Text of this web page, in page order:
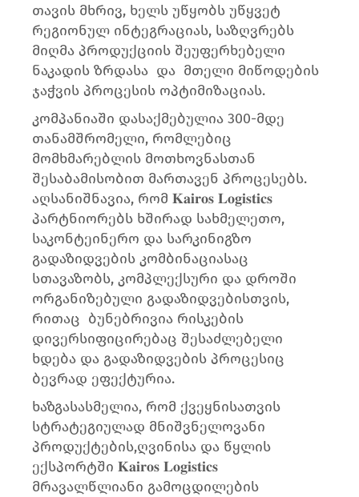
თავის მხრივ, ხელს უწყობს უწყვეტ
რეგიონულ ინტეგრაციას, საზღვრებს
მიღმა პროდუქციის შეუფერხებელი
ნაკადის ზრდასა და მთელი მიწოდების
ჯაჭვის პროცესის ოპტიმიზაციას.
კომპანიაში დასაქმებულია 300-მდე
თანამშრომელი, რომლებიც
მომხმარებლის მოთხოვნასთან
შესაბამისობით მართავენ პროცესებს.
აღსანიშნავია, რომ 𝐊𝐚𝐢𝐫𝐨𝐬 𝐋𝐨𝐠𝐢𝐬𝐭𝐢𝐜𝐬
პარტნიორებს ხშირად სახმელეთო,
საკონტეინერო და სარკინიგზო
გადაზიდვების კომბინაციასაც
სთავაზობს, კომპლექსური და დროში
ორგანიზებული გადაზიდვებისთვის,
რითაც ბუნებრივია რისკების
დივერსიფიცირებაც შესაძლებელი
ხდება და გადაზიდვების პროცესიც
ბევრად ეფექტურია.
ხაზგასასმელია, რომ ქვეყნისათვის
სტრატეგიულად მნიშვნელოვანი
პროდუქტების,ღვინისა და წყლის
ექსპორტში 𝐊𝐚𝐢𝐫𝐨𝐬 𝐋𝐨𝐠𝐢𝐬𝐭𝐢𝐜𝐬
მრავალწლიანი გამოცდილების